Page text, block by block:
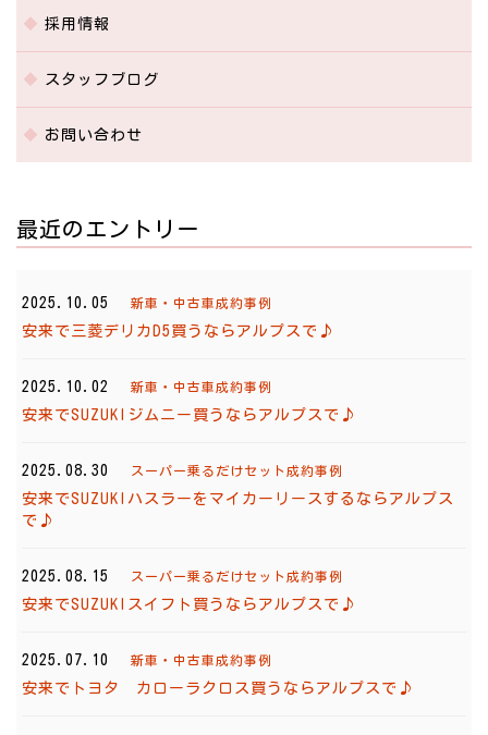
採用情報
スタッフブログ
お問い合わせ
最近のエントリー
2025.10.05 新車・中古車成約事例
安来で三菱デリカD5買うならアルプスで♪
2025.10.02 新車・中古車成約事例
安来でSUZUKIジムニー買うならアルプスで♪
2025.08.30 スーパー乗るだけセット成約事例
安来でSUZUKIハスラーをマイカーリースするならアルプス
で♪
2025.08.15 スーパー乗るだけセット成約事例
安来でSUZUKIスイフト買うならアルプスで♪
2025.07.10 新車・中古車成約事例
安来でトヨタ カローラクロス買うならアルプスで♪